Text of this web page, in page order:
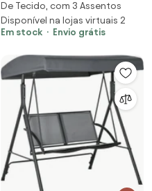
Lugares Toldo impermeável
Inclinação ajustável Almofadas
assento encosto cinza, branco
De Tecido, com 3 Assentos
Disponível na lojas virtuais 2
Em stock
Envio grátis